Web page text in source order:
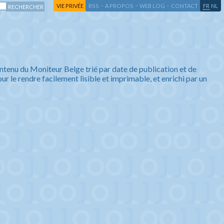
VIE PRIVÉE RSS - A PROPOS - WEB LOG - CONTACT FR NL
du Moniteur Belge trié par date de publication et de
le rendre facilement lisible et imprimable, et enrichi par un